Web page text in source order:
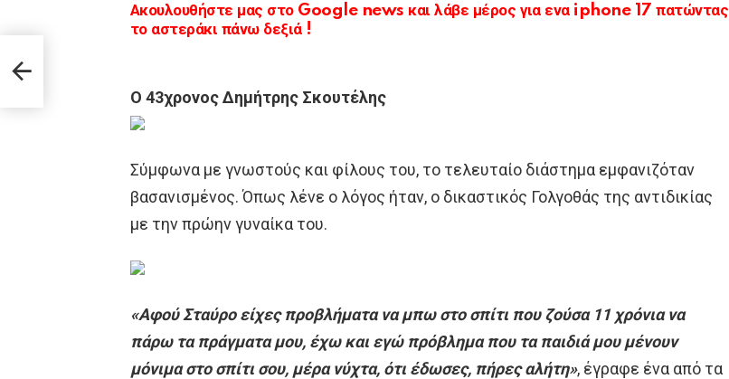
Ακουλουθήστε μας στο Google news και λάβε μέρος για ενα iphone 17 πατώντας
το αστεράκι πάνω δεξιά !
O 43χρονος Δημήτρης Σκουτέλης
Σύμφωνα με γνωστούς και φίλους του, το τελευταίο διάστημα εμφανιζόταν
βασανισμένος. Όπως λένε ο λόγος ήταν, ο δικαστικός Γολγοθάς της αντιδικίας
με την πρώην γυναίκα του.
«Αφού Σταύρο είχες προβλήματα να μπω στο σπίτι που ζούσα 11 χρόνια να
πάρω τα πράγματα μου, έχω και εγώ πρόβλημα που τα παιδιά μου μένουν
μόνιμα στο σπίτι σου, μέρα νύχτα, ότι έδωσες, πήρες αλήτη», έγραφε ένα από τα